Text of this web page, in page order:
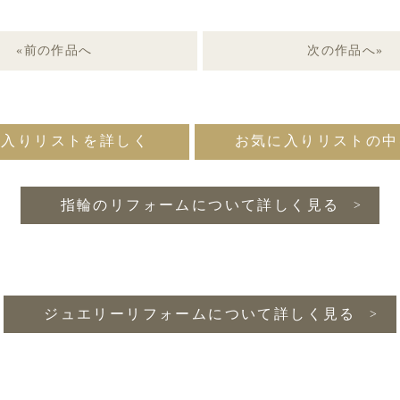
«前の作品へ 次の作品へ»
りリストを詳しく お気に入りリストの
指輪のリフォームについて詳しく見る
ジュエリーリフォームについて詳しく見る